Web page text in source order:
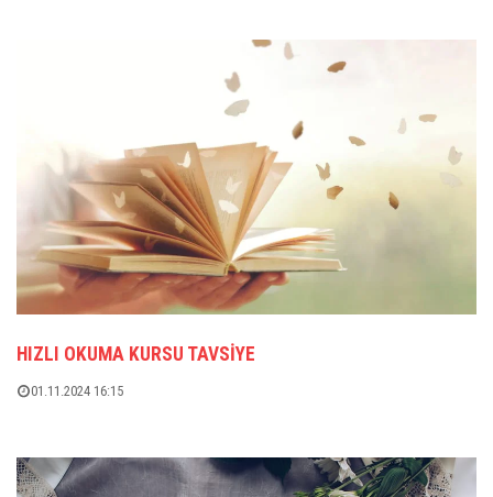
HIZLI OKUMA KURSU TAVSIYE
01.11.2024 16:15